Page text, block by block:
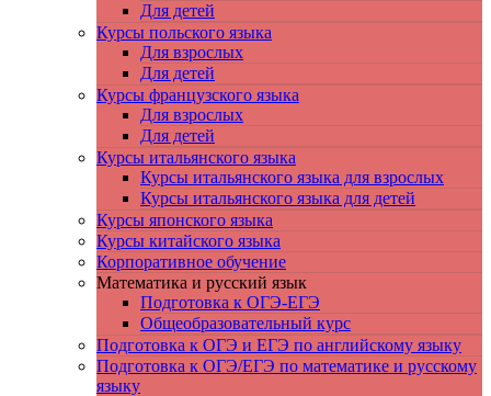
Для детей
Курсы польского языка
Для взрослых
Для детей
Курсы французского языка
Для взрослых
Для детей
Курсы итальянского языка
Курсы итальянского языка для взрослых
Курсы итальянского языка для детей
Курсы японского языка
Курсы китайского языка
Корпоративное обучение
Математика и русский язык
Подготовка к ОГЭ-ЕГЭ
Общеобразовательный курс
Подготовка к ОГЭ и ЕГЭ по английскому языку
Подготовка к ОГЭ/ЕГЭ по математике и русскому
языку